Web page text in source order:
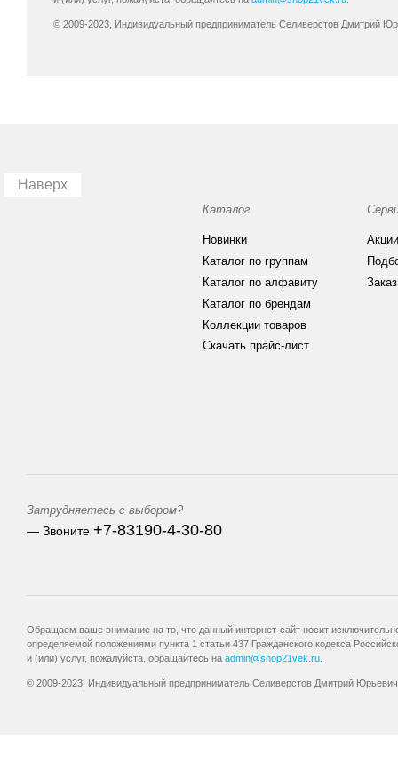
© 2009-2023, Индивидуальный предприниматель Селиверстов Дмитрий
Наверх
Каталог
Новинки
Каталог по группам
Каталог по алфавиту
Каталог по брендам
Коллекции товаров
Скачать прайс-лист
Затрудняетесь с выбором?
— Звоните +7-83190-4-30-80
Обращаем ваше внимание на то, что данный интернет-сайт носит
определяемой положениями пункта 1 статьи 437 Гражданского кодекса
и (или) услуг, пожалуйста, обращайтесь на admin@shop21vek.ru
© 2009-2023, Индивидуальный предприниматель Селиверстов Дмитрий Юрьевич